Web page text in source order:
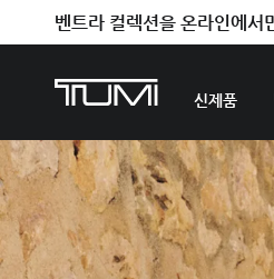
벤트라 컬렉션을 온라인에서
신제품